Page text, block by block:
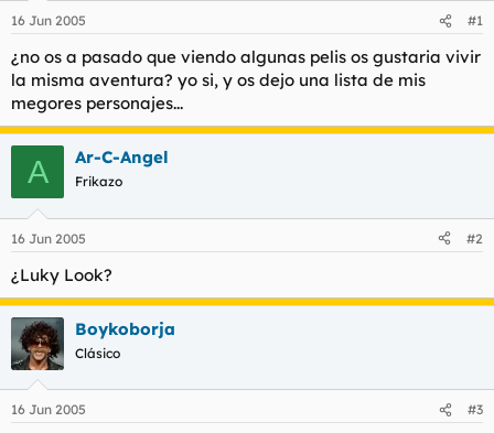
16 Jun 2005 #1
¿no os a pasado que viendo algunas pelis os gustaria vivir
la misma aventura? yo si, y os dejo una lista de mis
megores personajes...
A Ar-C-Angel
Frikazo
16 Jun 2005 #2
¿Luky Look?
Boykoborja
Clásico
16 Jun 2005 #3